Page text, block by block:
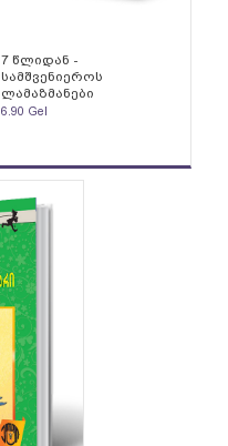
7 წლიდან -
სამშვენიეროს
ლამაზმანები
6.90 Gel